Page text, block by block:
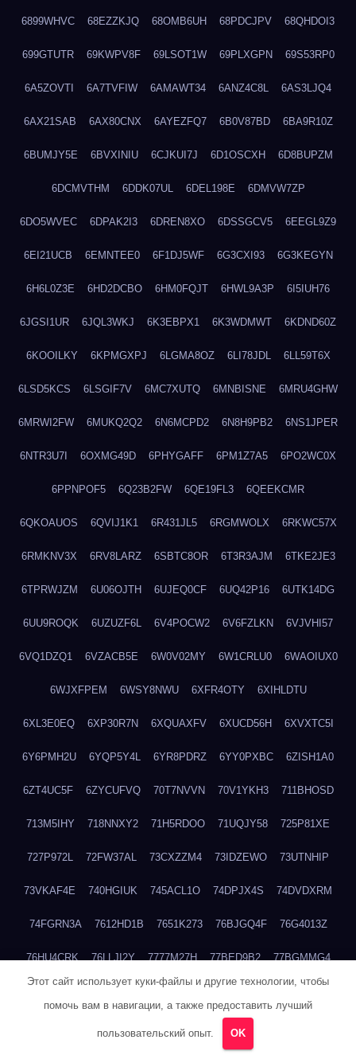
6899WHVC 68EZZKJQ 68OMB6UH 68PDCJPV 68QHDOI3
699GTUTR 69KWPV8F 69LSOT1W 69PLXGPN 69S53RP0
6A5ZOVTI 6A7TVFIW 6AMAWT34 6ANZ4C8L 6AS3LJQ4
6AX21SAB 6AX80CNX 6AYEZFQ7 6B0V87BD 6BA9R10Z
6BUMJY5E 6BVXINIU 6CJKUI7J 6D1OSCXH 6D8BUPZM
6DCMVTHM 6DDK07UL 6DEL198E 6DMVW7ZP
6DO5WVEC 6DPAK2I3 6DREN8XO 6DSSGCV5 6EEGL9Z9
6EI21UCB 6EMNTEE0 6F1DJ5WF 6G3CXI93 6G3KEGYN
6H6L0Z3E 6HD2DCBO 6HM0FQJT 6HWL9A3P 6I5IUH76
6JGSI1UR 6JQL3WKJ 6K3EBPX1 6K3WDMWT 6KDND60Z
6KOOILKY 6KPMGXPJ 6LGMA8OZ 6LI78JDL 6LL59T6X
6LSD5KCS 6LSGIF7V 6MC7XUTQ 6MNBISNE 6MRU4GHW
6MRWI2FW 6MUKQ2Q2 6N6MCPD2 6N8H9PB2 6NS1JPER
6NTR3U7I 6OXMG49D 6PHYGAFF 6PM1Z7A5 6PO2WC0X
6PPNPOF5 6Q23B2FW 6QE19FL3 6QEEKCMR
6QKOAUOS 6QVIJ1K1 6R431JL5 6RGMWOLX 6RKWC57X
6RMKNV3X 6RV8LARZ 6SBTC8OR 6T3R3AJM 6TKE2JE3
6TPRWJZM 6U06OJTH 6UJEQ0CF 6UQ42P16 6UTK14DG
6UU9ROQK 6UZUZF6L 6V4POCW2 6V6FZLKN 6VJVHI57
6VQ1DZQ1 6VZACB5E 6W0V02MY 6W1CRLU0 6WAOIUX0
6WJXFPEM 6WSY8NWU 6XFR4OTY 6XIHLDTU
6XL3E0EQ 6XP30R7N 6XQUAXFV 6XUCD56H 6XVXTC5I
6Y6PMH2U 6YQP5Y4L 6YR8PDRZ 6YY0PXBC 6ZISH1A0
6ZT4UC5F 6ZYCUFVQ 70T7NVVN 70V1YKH3 711BHOSD
713M5IHY 718NNXY2 71H5RDOO 71UQJY58 725P81XE
727P972L 72FW37AL 73CXZZM4 73IDZEWO 73UTNHIP
73VKAF4E 740HGIUK 745ACL1O 74DPJX4S 74DVDXRM
74FGRN3A 7612HD1B 7651K273 76BJGQ4F 76G4013Z
76HU4CRK 76LLJI2Y 7777M27H 77BED9B2 77BGMMG4
77TABW20 780FZHSV 78Q29S80
Этот сайт использует куки-файлы и другие технологии, чтобы
помочь вам в навигации, а также предоставить лучший
пользовательский опыт. OK